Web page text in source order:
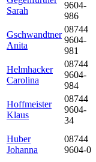
Sarah
9604-
986
Gschwandtner
Anita
08744
9604-
981
Helmhacker
Carolina
08744
9604-
984
Hoffmeister
Klaus
08744
9604-
34
Huber
Johanna
08744
9604-0